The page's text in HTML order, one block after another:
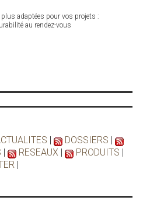
adaptées pour vos projets :
au rendez-vous
| DOSSIERS |
| RESEAUX | PRODUITS |
|